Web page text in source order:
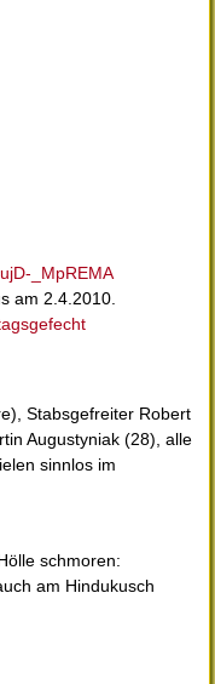
_MpREMA
am 2.4.2010.
Stabsgefreiter Robert
Augustyniak (28), alle
sinnlos im
schmoren:
am Hindukusch